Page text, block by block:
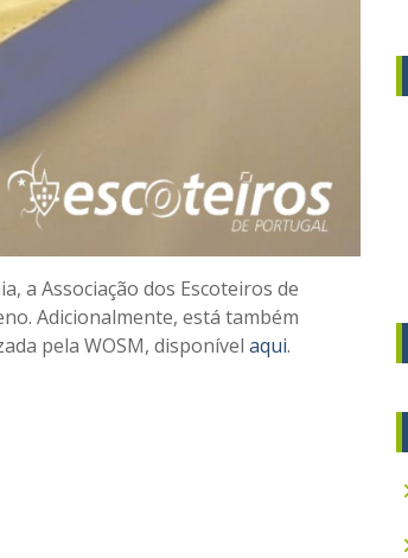
a Associação dos Escoteiros de
Adicionalmente, está também
pela WOSM, disponível aqui.